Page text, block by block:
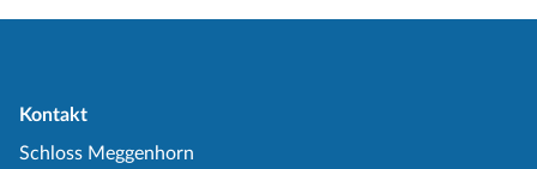
Kontakt
Schloss Meggenhorn